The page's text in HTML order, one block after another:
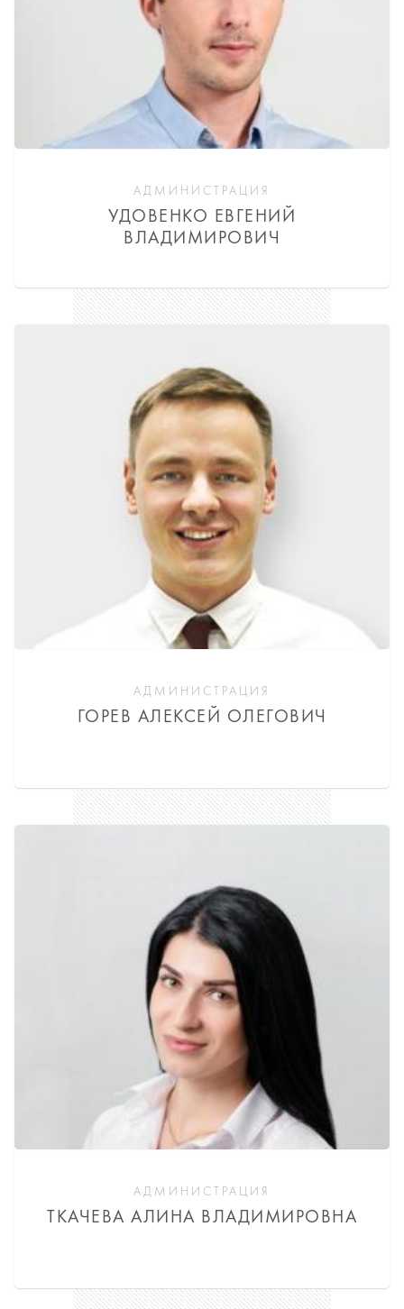
АДМИНИСТРАЦИЯ
УДОВЕНКО ЕВГЕНИЙ
ВЛАДИМИРОВИЧ
АДМИНИСТРАЦИЯ
ГОРЕВ АЛЕКСЕЙ ОЛЕГОВИЧ
АДМИНИСТРАЦИЯ
ТКАЧЕВА АЛИНА ВЛАДИМИРОВНА